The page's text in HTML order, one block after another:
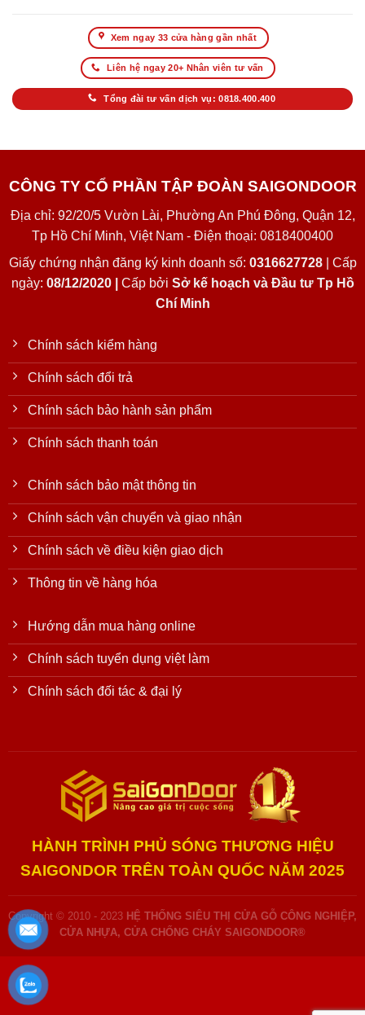
Xem ngay 33 cửa hàng gần nhất
Liên hệ ngay 20+ Nhân viên tư vấn
Tổng đài tư vấn dịch vụ: 0818.400.400
CÔNG TY CỔ PHẦN TẬP ĐOÀN SAIGONDOOR
Địa chỉ: 92/20/5 Vườn Lài, Phường An Phú Đông, Quận 12,
Tp Hồ Chí Minh, Việt Nam - Điện thoại: 0818400400
Giấy chứng nhận đăng ký kinh doanh số: 0316627728| Cấp
ngày: 08/12/2020 | Cấp bởi Sở kế hoạch và Đầu tư Tp Hồ
Chí Minh
Chính sách kiểm hàng
Chính sách đổi trả
Chính sách bảo hành sản phẩm
Chính sách thanh toán
Chính sách bảo mật thông tin
Chính sách vận chuyển và giao nhận
Chính sách về điều kiện giao dịch
Thông tin về hàng hóa
Hướng dẫn mua hàng online
Chính sách tuyển dụng việt làm
Chính sách đối tác & đại lý
HÀNH TRÌNH PHỦ SÓNG THƯƠNG HIỆU
SAIGONDOR TRÊN TOÀN QUỐC NĂM 2025
Copyright © 2010 - 2023 HỆ THỐNG SIÊU THỊ CỬA GỖ CÔNG NGHIỆP,
CỬA NHỰA, CỬA CHỐNG CHÁY SAIGONDOOR®